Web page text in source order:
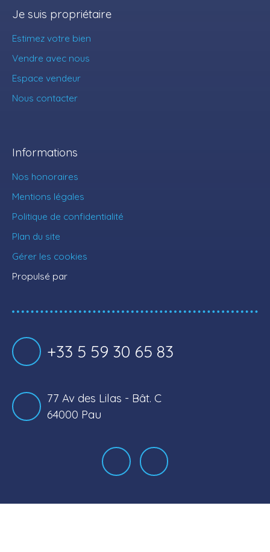
Je suis propriétaire
Estimez votre bien
Vendre avec nous
Espace vendeur
Nous contacter
Informations
Nos honoraires
Mentions légales
Politique de confidentialité
Plan du site
Gérer les cookies
Propulsé par
+33 5 59 30 65 83
77 Av des Lilas - Bât. C
64000 Pau